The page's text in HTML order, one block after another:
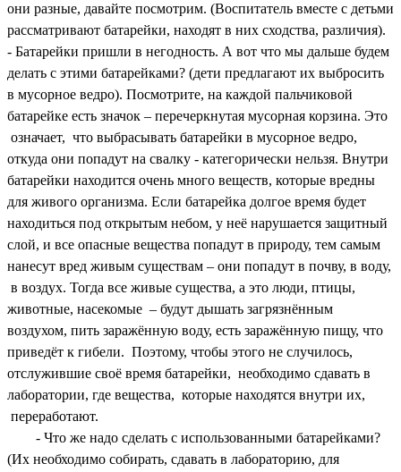
они разные, давайте посмотрим. (Воспитатель вместе с детьми
рассматривают батарейки, находят в них сходства, различия).
- Батарейки пришли в негодность. А вот что мы дальше будем
делать с этими батарейками? (дети предлагают их выбросить
в мусорное ведро). Посмотрите, на каждой пальчиковой
батарейке есть значок – перечеркнутая мусорная корзина. Это
означает, что выбрасывать батарейки в мусорное ведро,
откуда они попадут на свалку - категорически нельзя. Внутри
батарейки находится очень много веществ, которые вредны
для живого организма. Если батарейка долгое время будет
находиться под открытым небом, у неё нарушается защитный
слой, и все опасные вещества попадут в природу, тем самым
нанесут вред живым существам – они попадут в почву, в воду,
в воздух. Тогда все живые существа, а это люди, птицы,
животные, насекомые – будут дышать загрязнённым
воздухом, пить заражённую воду, есть заражённую пищу, что
приведёт к гибели. Поэтому, чтобы этого не случилось,
отслужившие своё время батарейки, необходимо сдавать в
лаборатории, где вещества, которые находятся внутри их,
переработают.
- Что же надо сделать с использованными батарейками?
(Их необходимо собирать, сдавать в лабораторию, для